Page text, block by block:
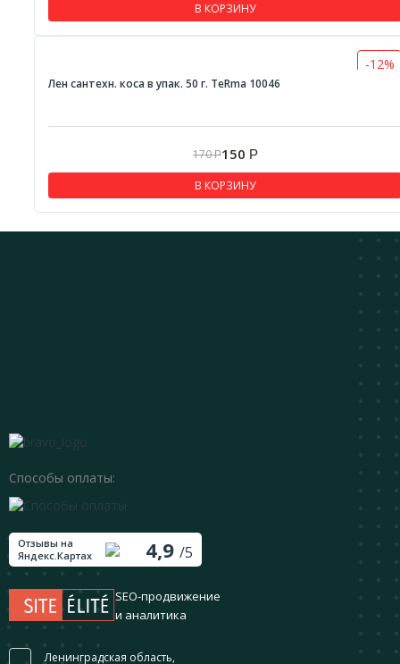
В КОРЗИНУ
-12%
Лен сантехн. коса в упак. 50 г. TeRma 10046
170Р150 Р
В КОРЗИНУ
Способы оплаты:
Отзывы на
Яндекс.Картах
4,9 /5
SEO-продвижение
и аналитика
Ленинградская область,